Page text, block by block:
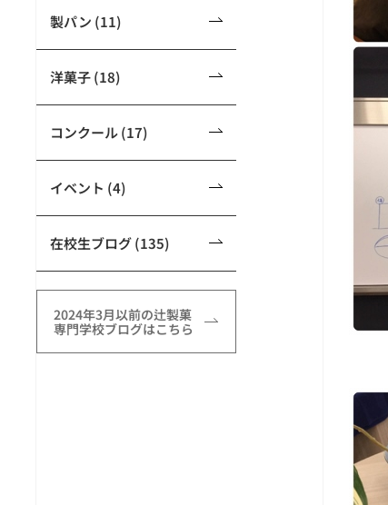
製パン (11)
洋菓子 (18)
コンクール (17)
イベント (4)
在校生ブログ (135)
2024年3月以前の辻製菓
専門学校ブログはこちら